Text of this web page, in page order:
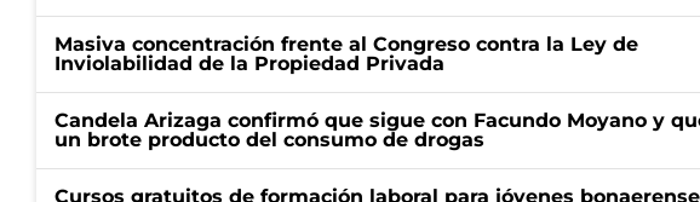
Masiva concentración frente al Congreso contra la Ley de
Inviolabilidad de la Propiedad Privada
Candela Arizaga confirmó que sigue con Facundo Moyano y
un brote producto del consumo de drogas
Cursos gratuitos de formación laboral para jóvenes